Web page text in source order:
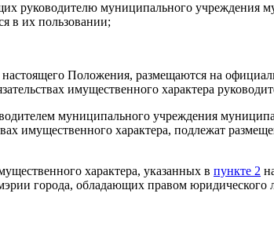
руководителю муниципального учреждения
в их пользовании;
настоящего Положения, размещаются на
имущественного характера
муниципального учреждения
имущественного характера, подлежат
характера, указанных в пункте 2
города, обладающих правом юридического